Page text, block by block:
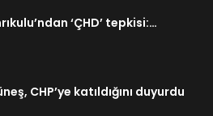
‘ÇHD’ tepkisi:…
CHP’ye katıldığını duyurdu